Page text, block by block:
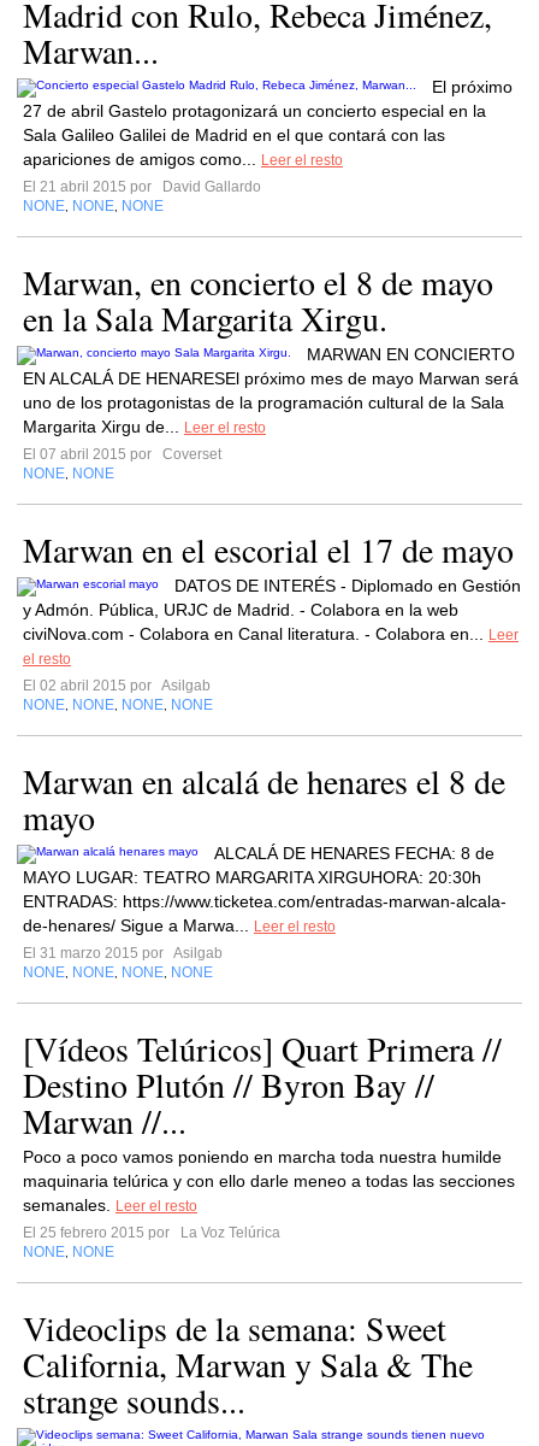
Madrid con Rulo, Rebeca Jiménez,
Marwan...
El próximo
27 de abril Gastelo protagonizará un concierto especial en la
Sala Galileo Galilei de Madrid en el que contará con las
apariciones de amigos como...
Leer el resto
El 21 abril 2015 por
David Gallardo
NONE NONE NONE
Marwan, en concierto el 8 de mayo
en la Sala Margarita Xirgu.
MARWAN EN CONCIERTO
EN ALCALÁ DE HENARESEl próximo mes de mayo Marwan será
uno de los protagonistas de la programación cultural de la Sala
Margarita Xirgu de...
Leer el resto
El 07 abril 2015 por
Coverset
NONE NONE
Marwan en el escorial el 17 de mayo
DATOS DE INTERÉS - Diplomado en Gestión
y Admón. Pública, URJC de Madrid. - Colabora en la web
civiNova.com - Colabora en Canal literatura. - Colabora en...
Leer
el resto
El 02 abril 2015 por Asilgab
NONE NONE NONE NONE
Marwan en alcalá de henares el 8 de
mayo
ALCALÁ DE HENARES FECHA: 8 de
MAYO LUGAR: TEATRO MARGARITA XIRGUHORA: 20:30h
ENTRADAS: https://www.ticketea.com/entradas-marwan-alcala-
de-henares/ Sigue a Marwa...
Leer el resto
El 31 marzo 2015 por Asilgab
NONE NONE NONE NONE
[Vídeos Telúricos] Quart Primera //
Destino Plutón // Byron Bay //
Marwan //...
Poco a poco vamos poniendo en marcha toda nuestra humilde
maquinaria telúrica y con ello darle meneo a todas las secciones
semanales.
Leer el resto
El 25 febrero 2015 por
La Voz Telúrica
NONE NONE
Videoclips de la semana: Sweet
California, Marwan y Sala & The
strange sounds...